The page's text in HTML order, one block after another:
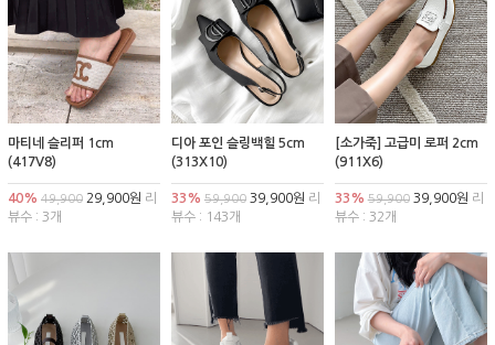
마티네 슬리퍼 1cm
(417V8)
40% 49,900 29,900원 리
뷰수 : 3개
디아 포인 슬링백힐 5cm
(313X10)
33% 59,90039,900원 리
뷰수 : 143개
[소가죽] 고급미 로퍼 2cm
(911X6)
33% 59,90039,900원 리
뷰수 : 32개